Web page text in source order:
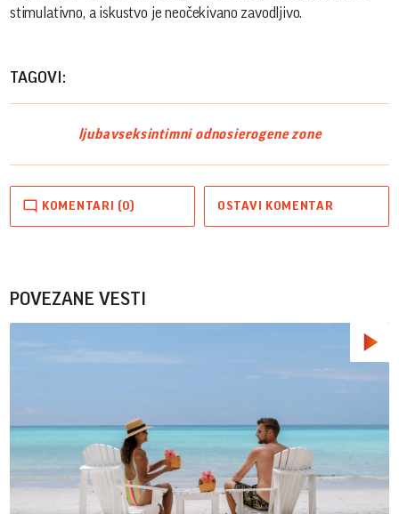
stimulativno, a iskustvo je neočekivano zavodljivo.
TAGOVI:
ljubavseksintimni odnosierogene zone
KOMENTARI (0) OSTAVI KOMENTAR
POVEZANE VESTI